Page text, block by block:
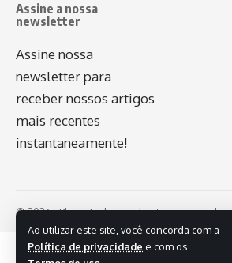
Ao utilizar este site, você concorda com a
Política de privacidade e com os
Assine a nossa
newsletter
Assine nossa
newsletter para
receber nossos artigos
mais recentes
instantaneamente!
© 2026 - Plug - Todos os direitos reservados.